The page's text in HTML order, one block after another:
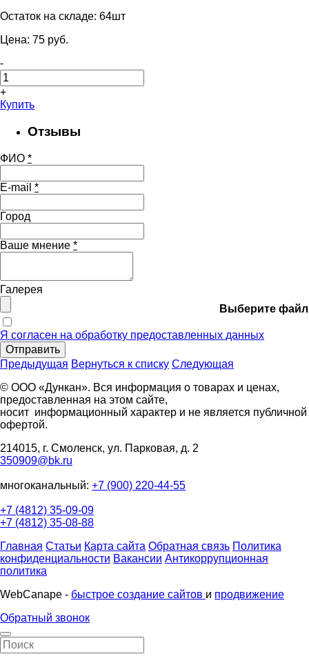
Остаток на складе: 64шт
Цена: 75 pуб.
-
+
Купить
Отзывы
ФИО *
E-mail *
Город
Ваше мнение *
Галерея
Выберите файл
Я согласен на обработку предоставленных данных
Отправить
Предыдущая Вернуться к списку Следующая
© ООО «Дункан». Вся информация о товарах и ценах,
предоставленная на этом сайте,
носит информационный характер и не является публичной
офертой.
214015, г. Смоленск, ул. Парковая, д. 2
350909@bk.ru
многоканальный: +7 (900) 220-44-55
+7 (4812) 35-09-09
+7 (4812) 35-08-88
Главная Статьи Карта сайта Обратная связь Политика
конфиденциальности Вакансии Антикоррупционная
политика
WebCanape - быстрое создание сайтов и продвижение
Обратный звонок